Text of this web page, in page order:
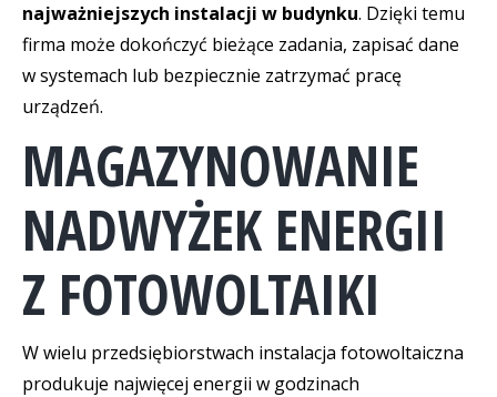
najważniejszych instalacji w budynku. Dzięki temu
firma może dokończyć bieżące zadania, zapisać dane
w systemach lub bezpiecznie zatrzymać pracę
urządzeń.
MAGAZYNOWANIE
NADWYŻEK ENERGII
Z FOTOWOLTAIKI
W wielu przedsiębiorstwach instalacja fotowoltaiczna
produkuje najwięcej energii w godzinach